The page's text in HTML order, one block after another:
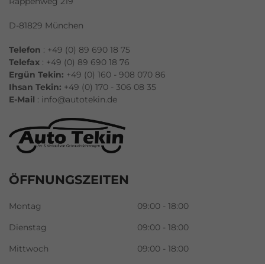
D-81829 München
Telefon : +49 (0) 89 690 18 75
Telefax : +49 (0) 89 690 18 76
Ergün Tekin: +49 (0) 160 - 908 070 86
Ihsan Tekin: +49 (0) 170 - 306 08 35
E-Mail : info@autotekin.de
ÖFFNUNGSZEITEN
Montag
09:00 - 18:00
Dienstag
09:00 - 18:00
Mittwoch
09:00 - 18:00